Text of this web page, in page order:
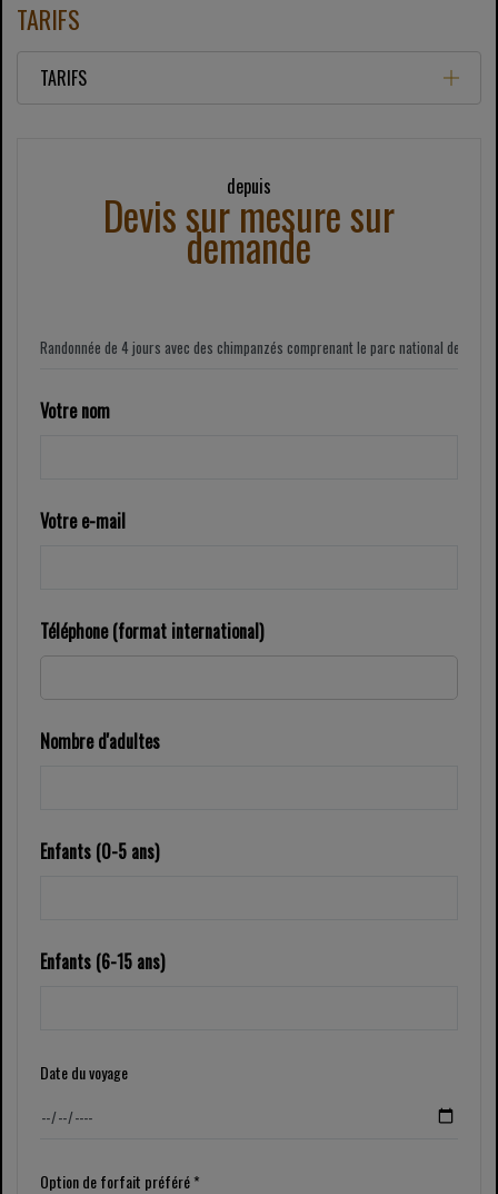
TARIFS
TARIFS
depuis
Devis sur mesure sur
demande
Votre nom
Votre e-mail
Téléphone (format international)
Nombre d'adultes
Enfants (0-5 ans)
Enfants (6-15 ans)
Date du voyage
Option de forfait préféré *